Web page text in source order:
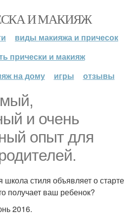
И МАКИЯЖ
виды макияжа и причесок
прически и макияж
на дому
игры отзывы
и очень
опыт для
школа стиля объявляет о старте
получает ваш ребенок?
2016.